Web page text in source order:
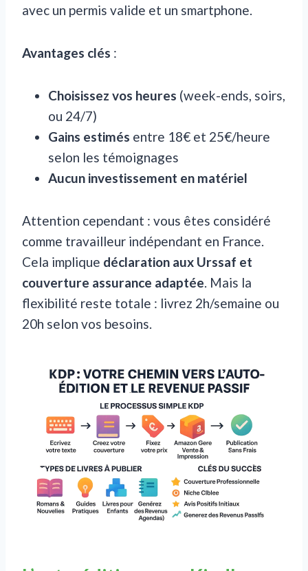
avec un permis valide et un smartphone.
Avantages clés :
Choisissez vos heures (week-ends, soirs,
ou 24/7)
Gains estimés entre 18€ et 25€/heure
selon les témoignages
Aucun investissement en matériel
Attention cependant : vous êtes considéré
comme travailleur indépendant en France.
Cela implique déclaration aux Urssaf et
couverture assurance adaptée. Mais la
flexibilité reste totale : livrez 2h/semaine ou
20h selon vos besoins.